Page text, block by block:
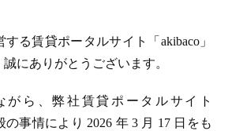
る賃貸ポータルサイト「akibaco」
にありがとうございます。
がら、弊社賃貸ポータルサイト
の事情により 2026 年 3 月 17 日をも